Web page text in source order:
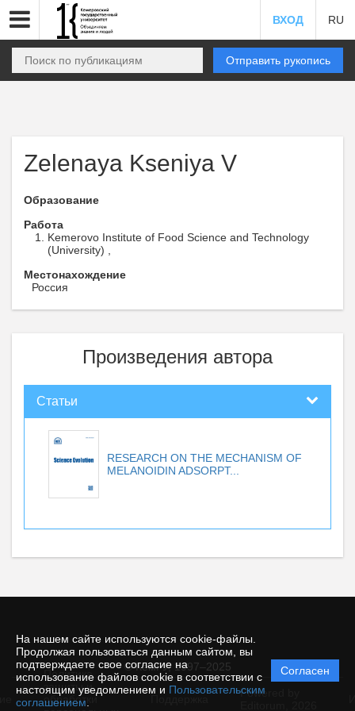
На нашем сайте используются cookie-файлы.
Продолжая пользоваться данным сайтом, вы
подтверждаете свое согласие на
использование файлов cookie в соответствии с
настоящим уведомлением и Пользовательским
соглашением
Согласен
ВХОД RU
Отправить рукопись
Zelenaya Kseniya V
Образование
Работа
Kemerovo Institute of Food Science and Technology
(University) ,
Местонахождение
Россия
Произведения автора
Статьи
RESEARCH ON THE MECHANISM OF
MELANOIDIN ADSORPT...
© КемГУ, 1997–2025
Политика
защиты и
обработки
Powered by